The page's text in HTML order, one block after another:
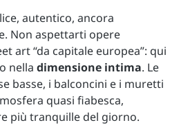
autentico, ancora
Non aspettarti opere
art “da capitale europea”: qui
nella dimensione intima. Le
basse, i balconcini e i muretti
quasi fiabesca,
più tranquille del giorno.